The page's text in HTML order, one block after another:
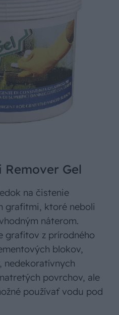
Remover Gel
na čistenie
grafitmi, ktoré neboli
náterom.
grafitov z prírodného
blokov,
nedekoratívnych
povrchov, ale
používať vodu pod